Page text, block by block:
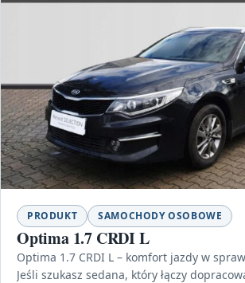
PRODUKT SAMOCHODY OSOBOWE
Optima 1.7 CRDI L
Optima 1.7 CRDI L – komfort jazdy w
Jeśli szukasz sedana, który łączy